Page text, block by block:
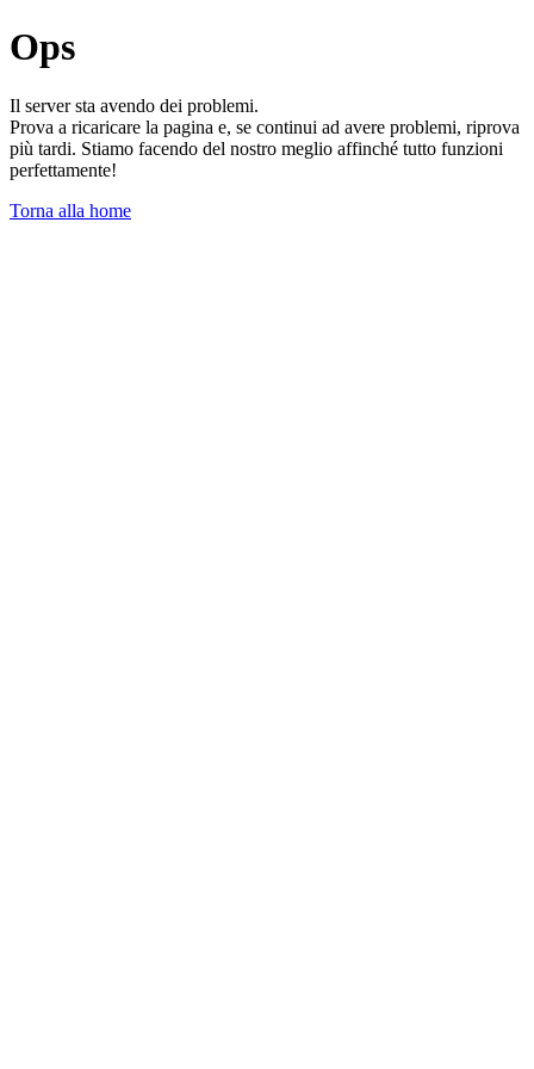
Ops
Il server sta avendo dei problemi.
Prova a ricaricare la pagina e, se continui ad avere problemi, riprova
più tardi. Stiamo facendo del nostro meglio affinché tutto funzioni
perfettamente!
Torna alla home